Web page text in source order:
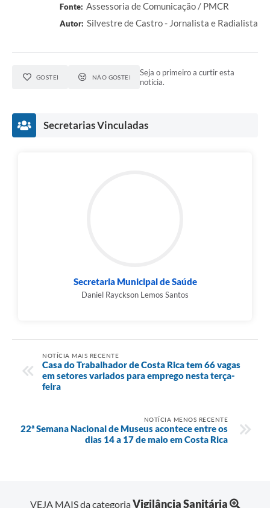
Fonte: Assessoria de Comunicação / PMCR
Autor: Silvestre de Castro - Jornalista e Radialista
GOSTEI NÃO GOSTEI
Seja o primeiro a curtir esta
notícia.
Secretarias Vinculadas
Secretaria Municipal de Saúde
Daniel Rayckson Lemos Santos
NOTÍCIA MAIS RECENTE
Casa do Trabalhador de Costa Rica tem 66 vagas
em setores variados para emprego nesta terça-
feira
NOTÍCIA MENOS RECENTE
22ª Semana Nacional de Museus acontece entre os
dias 14 a 17 de maio em Costa Rica
VEJA MAIS da categoriaVigilância Sanitária